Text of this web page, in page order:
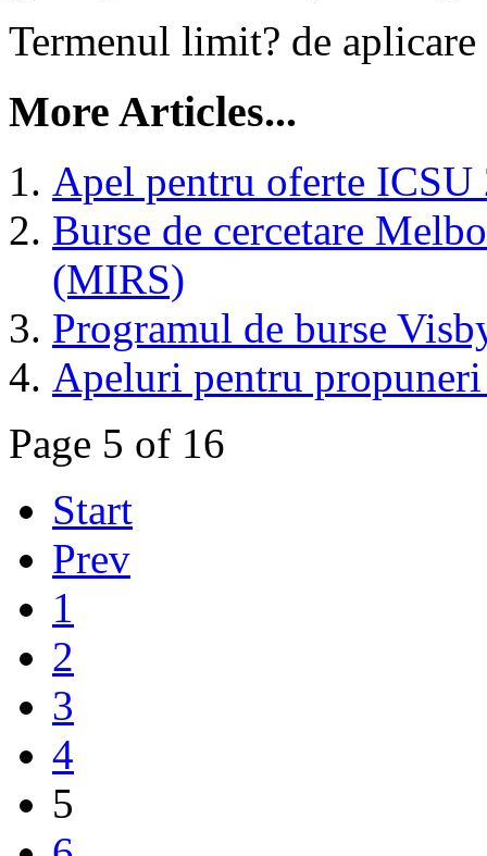
Termenul limit? de
More Articles...
Apel pentru oferte ICSU
Burse de cercetare
(MIRS)
Programul de burse
Apeluri pentru
Page 5 of 16
Start
Prev
1
2
3
4
5